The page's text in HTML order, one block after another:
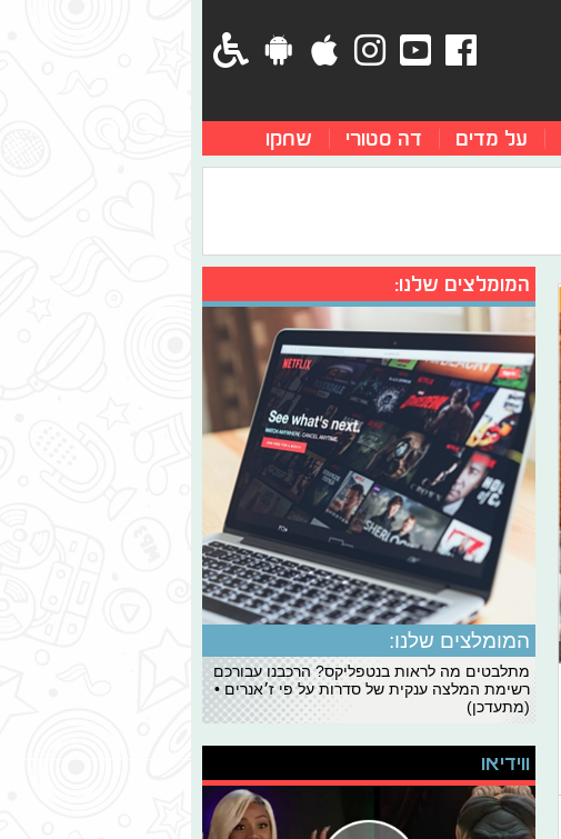
על מדים דה סטורי שחקו
המומלצים שלנו:
המומלצים שלנו:
מתלבטים מה לראות בנטפליקס? הרכבנו עבורכם
רשימת המלצה ענקית של סדרות על פי ז׳אנרים •
(מתעדכן)
ווידיאו